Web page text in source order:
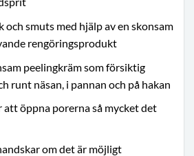
smuts med hjälp av en skonsam
rengöringsprodukt
peelingkräm som försiktig
runt näsan, i pannan och på hakan
öppna porerna så mycket det
om det är möjligt